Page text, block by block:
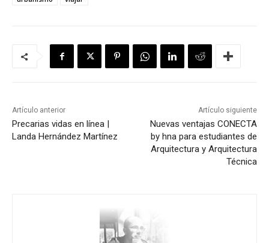
Artículo anterior
Precarias vidas en línea |
Landa Hernández Martínez
Artículo siguiente
Nuevas ventajas CONECTA
by hna para estudiantes de
Arquitectura y Arquitectura
Técnica